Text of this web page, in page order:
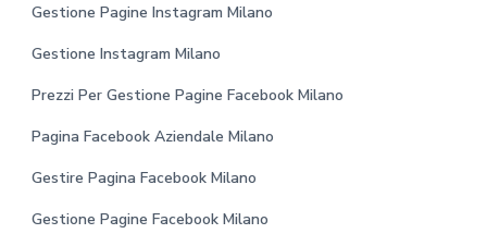
Gestione Pagine Instagram Milano
Gestione Instagram Milano
Prezzi Per Gestione Pagine Facebook Milano
Pagina Facebook Aziendale Milano
Gestire Pagina Facebook Milano
Gestione Pagine Facebook Milano